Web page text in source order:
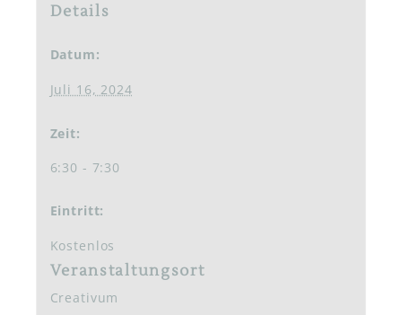
Details
Datum:
Juli 16, 2024
Zeit:
6:30 - 7:30
Eintritt:
Kostenlos
Veranstaltungsort
Creativum